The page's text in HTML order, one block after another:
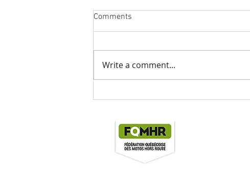
Comments
Write a comment...